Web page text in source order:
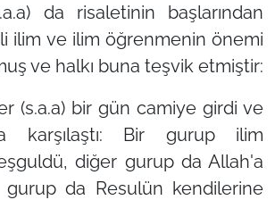
da risaletinin başlarından
ilim ve ilim öğrenmenin önemi
ve halkı buna teşvik etmiştir:
(s.a.a) bir gün camiye girdi ve
karşılaştı: Bir gurup ilim
diğer gurup da Allah'a
da Resulün kendilerine